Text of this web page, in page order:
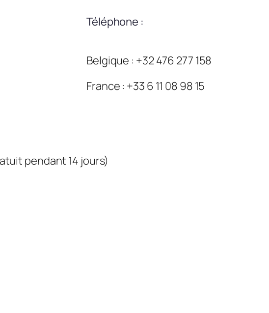
Téléphone :
Belgique : +32 476 277 158
France : +33 6 11 08 98 15
pendant 14 jours)